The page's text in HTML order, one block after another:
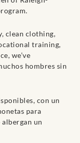
clean clothing,
training,
we’ve
hombres sin
con un
para
un